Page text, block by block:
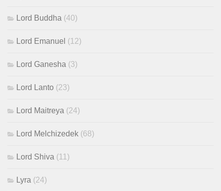
Lord Buddha (40)
Lord Emanuel (12)
Lord Ganesha (3)
Lord Lanto (23)
Lord Maitreya (24)
Lord Melchizedek (68)
Lord Shiva (11)
Lyra (24)